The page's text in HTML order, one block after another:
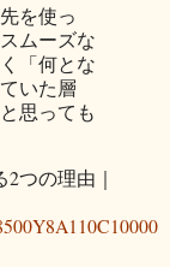
を使っ
ムーズな
「何とな
いた層
思っても
つの理由｜